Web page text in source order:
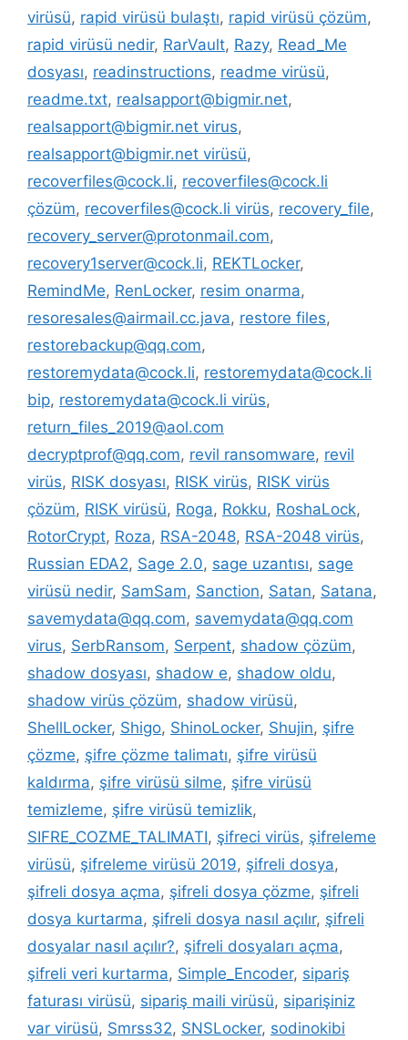
virüsü, rapid virüsü bulaştı, rapid virüsü çözüm,
rapid virüsü nedir, RarVault, Razy, Read_Me
dosyası, readinstructions, readme virüsü,
readme.txt, realsapport@bigmir.net,
realsapport@bigmir.net virus,
realsapport@bigmir.net virüsü,
recoverfiles@cock.li, recoverfiles@cock.li
çözüm, recoverfiles@cock.li virüs, recovery_file,
recovery_server@protonmail.com,
recovery1server@cock.li, REKTLocker,
RemindMe, RenLocker, resim onarma,
resoresales@airmail.cc.java, restore files,
restorebackup@qq.com,
restoremydata@cock.li, restoremydata@cock.li
bip, restoremydata@cock.li virüs,
return_files_2019@aol.com
decryptprof@qq.com, revil ransomware, revil
virüs, RISK dosyası, RISK virüs, RISK virüs
çözüm, RISK virüsü, Roga, Rokku, RoshaLock,
RotorCrypt, Roza, RSA-2048, RSA-2048 virüs,
Russian EDA2, Sage 2.0, sage uzantısı, sage
virüsü nedir, SamSam, Sanction, Satan, Satana,
savemydata@qq.com, savemydata@qq.com
virus, SerbRansom, Serpent, shadow çözüm,
shadow dosyası, shadow e, shadow oldu,
shadow virüs çözüm, shadow virüsü,
ShellLocker, Shigo, ShinoLocker, Shujin, şifre
çözme, şifre çözme talimatı, şifre virüsü
kaldırma, şifre virüsü silme, şifre virüsü
temizleme, şifre virüsü temizlik,
SIFRE_COZME_TALIMATI, şifreci virüs, şifreleme
virüsü, şifreleme virüsü 2019, şifreli dosya,
şifreli dosya açma, şifreli dosya çözme, şifreli
dosya kurtarma, şifreli dosya nasıl açılır, şifreli
dosyalar nasıl açılır?, şifreli dosyaları açma,
şifreli veri kurtarma, Simple_Encoder, sipariş
faturası virüsü, sipariş maili virüsü, siparişiniz
var virüsü, Smrss32, SNSLocker, sodinokibi